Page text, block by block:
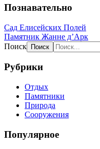
Познавательно
Сад Елисейских Полей
Памятник Жанне д’Арк
Поиск
Рубрики
Отдых
Памятники
Природа
Сооружения
Популярное